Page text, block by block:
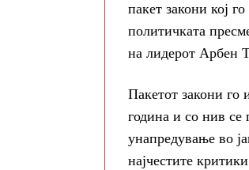
пакет закони кој
политичката
на лидерот Арбен
Пакетот закони го
година и со нив
унапредување во
најчестите